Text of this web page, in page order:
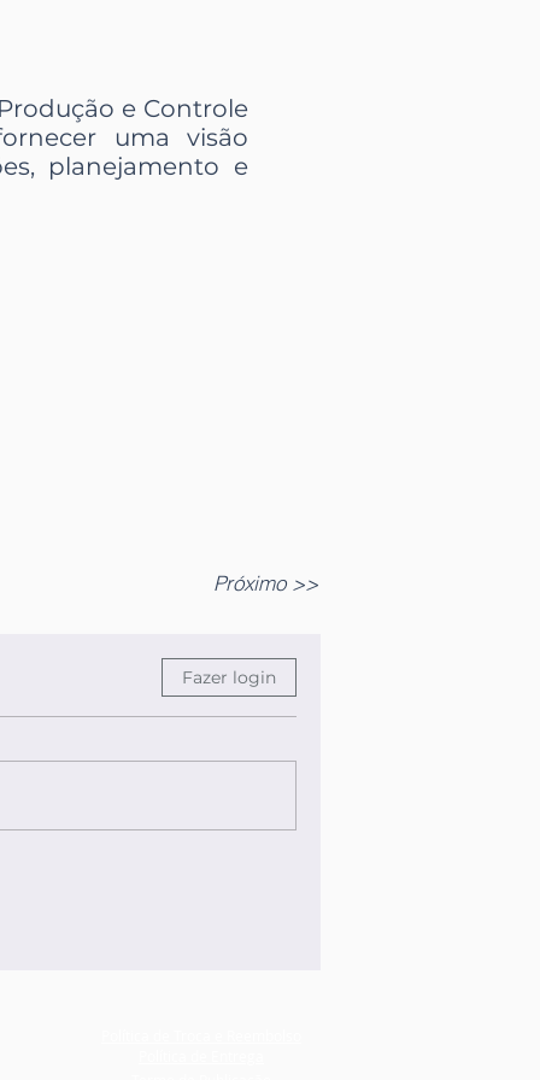
e Controle
uma visão
planejamento e
Próximo >>
Fazer login